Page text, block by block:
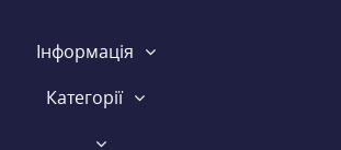
Інформація
Категорії